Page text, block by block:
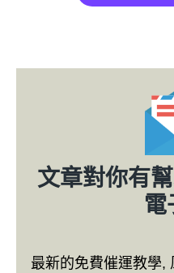
文章對你有
電
最新的免費催運教學,